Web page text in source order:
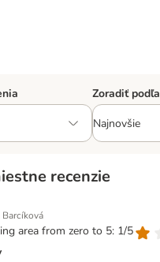
Zoradiť podľa
recenzie
area from zero to 5: 1/5